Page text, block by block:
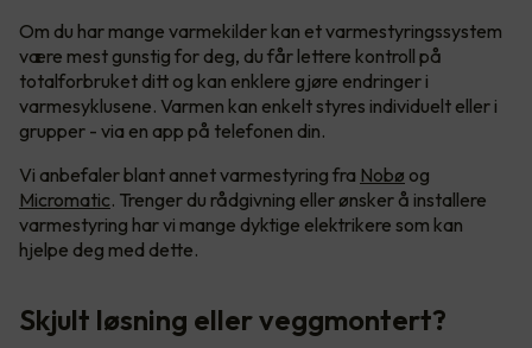
Om du har mange varmekilder kan et varmestyringssystem
være mest gunstig for deg, du får lettere kontroll på
totalforbruket ditt og kan enklere gjøre endringer i
varmesyklusene. Varmen kan enkelt styres individuelt eller i
grupper - via en app på telefonen din.
Vi anbefaler blant annet varmestyring fra Nobø og
Micromatic. Trenger du rådgivning eller ønsker å installere
varmestyring har vi mange dyktige elektrikere som kan
hjelpe deg med dette.
Skjult løsning eller veggmontert?